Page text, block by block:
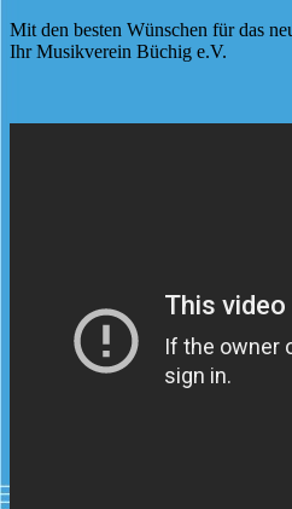
Mit den besten Wünschen für das
Ihr Musikverein Büchig e.V.